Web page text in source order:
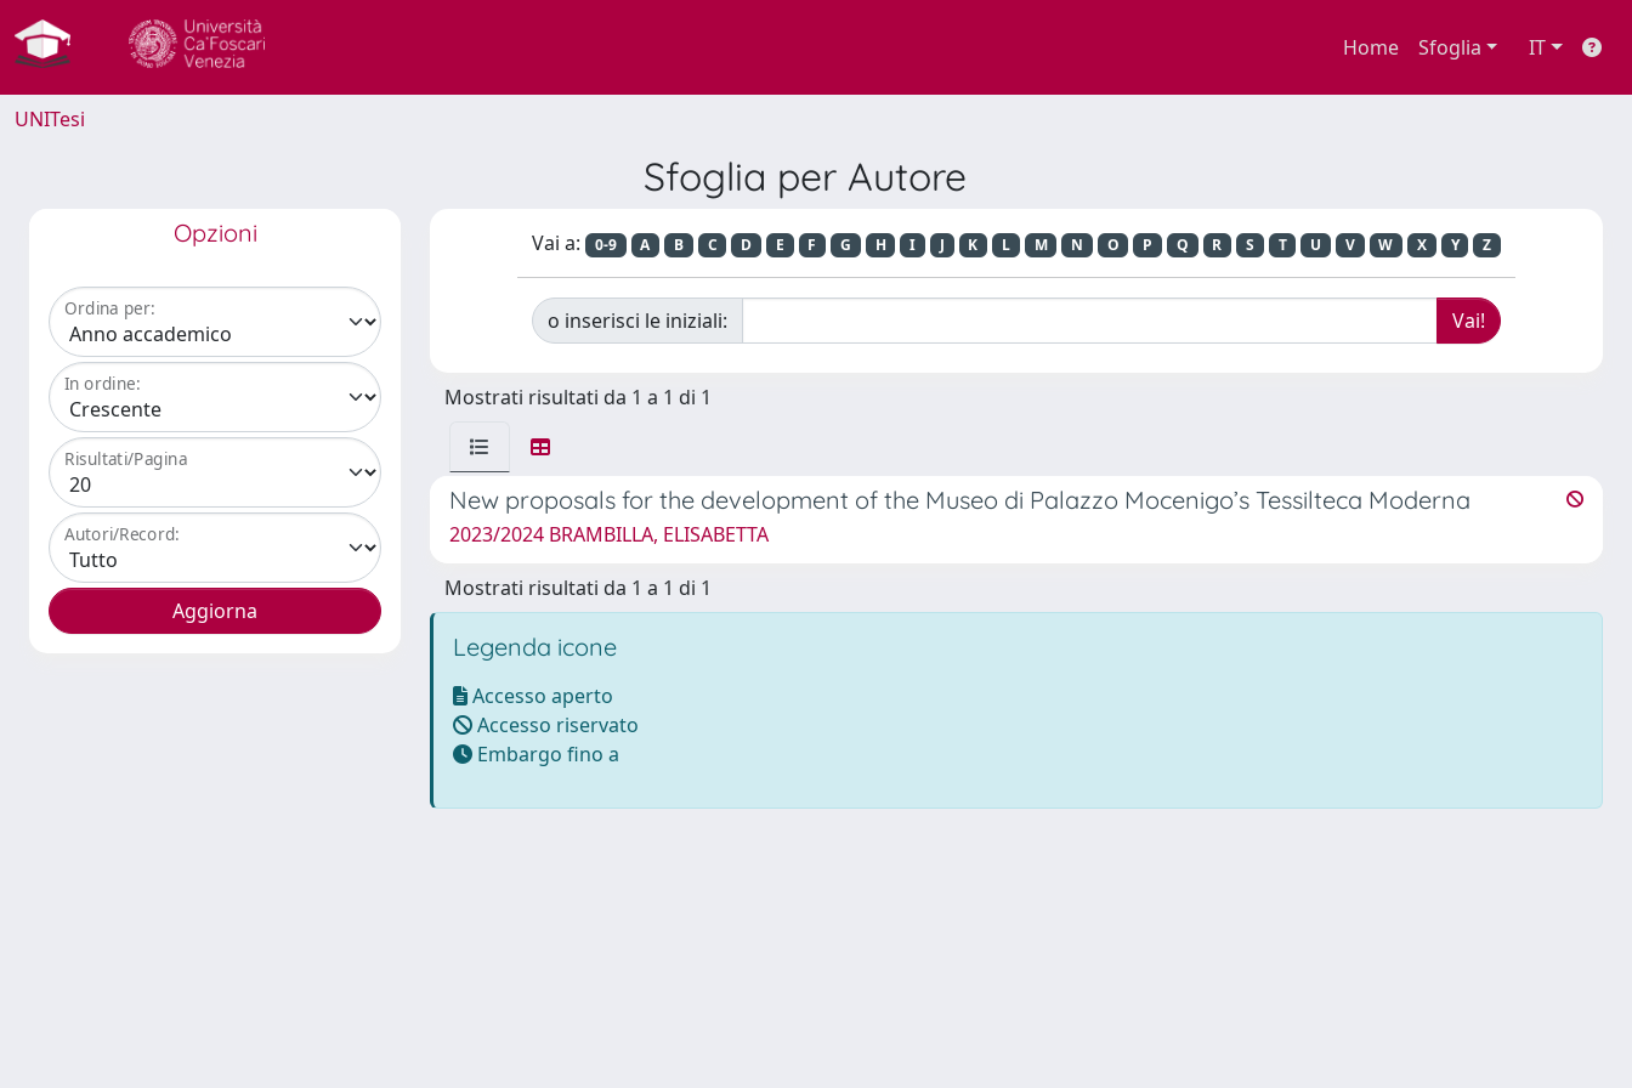
Home Sfoglia IT
UNITesi
Sfoglia per Autore
Opzioni
Ordina per:
In ordine:
Risultati/Pagina
Autori/Record:
Vai a: 0-9 A B C D E F G H I J K L M N O P Q R S T U V W X Y Z
o inserisci le iniziali:
Mostrati risultati da 1 a 1 di 1
New proposals for the development of the Museo di Palazzo Mocenigo’s Tessilteca Moderna
2023/2024 BRAMBILLA, ELISABETTA
Mostrati risultati da 1 a 1 di 1
Legenda icone
Accesso aperto
Accesso riservato
Embargo fino a